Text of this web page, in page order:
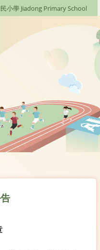
小學 Jiadong Primary School